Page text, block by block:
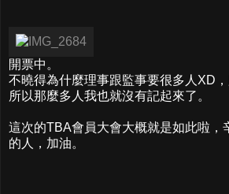
開票中。
不曉得為什麼理事跟監事要很多人XD
所以那麼多人我也就沒有記起來了。
這次的TBA會員大會大概就是如此啦，
的人，加油。